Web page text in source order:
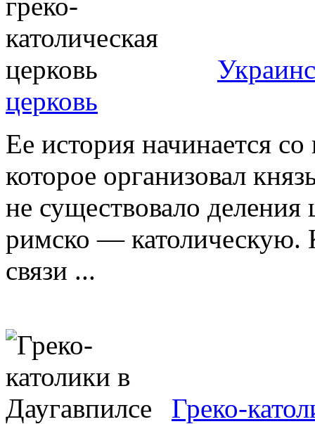
церковь
Ее история начинается
которое организовал
не существовало
римско — католическую.
связи ...
Греко-